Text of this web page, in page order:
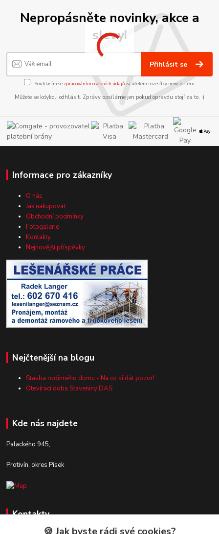
Nepropásněte novinky, akce a
slevy!
Přihlásit se
Souhlasím se zpracováním osobních údajůza účelem rozesílky newsletteru.
Můžete se kdykoli odhlásit. Zprávy posíláme jen pokud opravdu stojí za to. :)
Informace pro zákazníky
O nás
Jak nakupovat
Obchodní podmínky
Fotogalerie
Kontakty
Nejnovější příspěvky
Nejčtenější na blogu
Stavba rodinného domu - Na co si dát pozor!
Otevírací doba Staveniny DAS
Kde nás najdete
Palackého 945,
Protivín, okres Písek
Kontakty
🍪 Jak byste rádi své cookies?